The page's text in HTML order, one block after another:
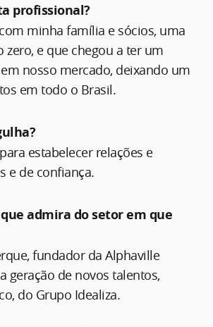
profissional?
minha família e sócios, uma
zero, e que chegou a ter um
nosso mercado, deixando um
em todo o Brasil.
estabelecer relações e
e de confiança.
admira do setor em que
fundador da Alphaville
geração de novos talentos,
do Grupo Idealiza.